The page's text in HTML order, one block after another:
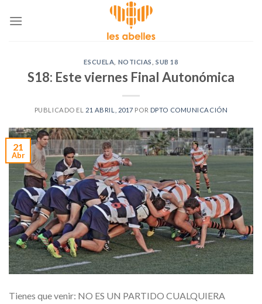
ESCUELA NOTICIAS ,SUB 18
S18: Este viernes Final Autonómica
PUBLICADO EL 21 ABRIL, 2017 POR DPTO COMUNICACIÓN
21
Abr
Tienes que venir: NO ES UN PARTIDO CUALQUIERA